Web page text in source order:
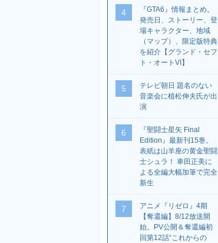
4
『GTA6』情報まとめ。
発売日、ストーリー、登
場キャラクター、地域
（マップ）、限定版特典
を紹介【グランド・セフ
ト・オートVI】
5
テレビ朝日 題名のない
音楽会に植松伸夫氏が出
演
6
『聖闘士星矢 Final
Edition』最新刊15巻。
表紙は山羊座の黄金聖闘
士シュラ！ 車田正美に
よる全編大幅加筆で完全
新生
7
アニメ『リゼロ』4期
【奪還編】8/12放送開
始。PV公開＆奪還編初
回第12話“これからの